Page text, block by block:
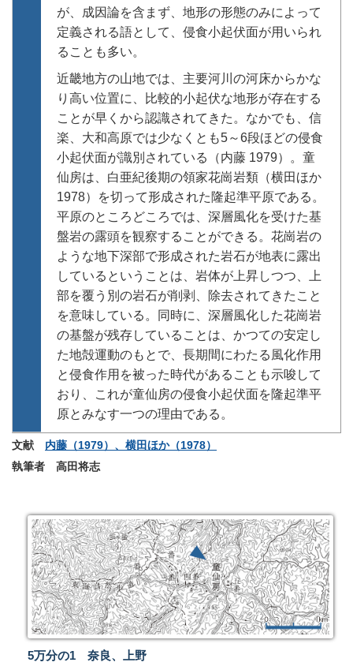
が、成因論を含まず、地形の形態のみによって
定義される語として、侵食小起伏面が用いられ
ることも多い。
近畿地方の山地では、主要河川の河床からかな
り高い位置に、比較的小起伏な地形が存在する
ことが早くから認識されてきた。なかでも、信
楽、大和高原では少なくとも5～6段ほどの侵食
小起伏面が識別されている（内藤 1979）。童
仙房は、白亜紀後期の領家花崗岩類（横田ほか
1978）を切って形成された隆起準平原である。
平原のところどころでは、深層風化を受けた基
盤岩の露頭を観察することができる。花崗岩の
ような地下深部で形成された岩石が地表に露出
しているということは、岩体が上昇しつつ、上
部を覆う別の岩石が削剥、除去されてきたこと
を意味している。同時に、深層風化した花崗岩
の基盤が残存していることは、かつての安定し
た地殻運動のもとで、長期間にわたる風化作用
と侵食作用を被った時代があることも示唆して
おり、これが童仙房の侵食小起伏面を隆起準平
原とみなす一つの理由である。
文献 内藤（1979）、横田ほか（1978）
執筆者 高田将志
5万分の1 奈良、上野